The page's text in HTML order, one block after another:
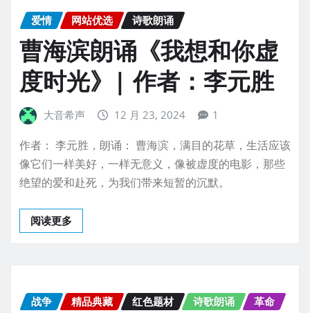
爱情 网站优选 诗歌朗诵
曹海滨朗诵《我想和你虚
度时光》| 作者：李元胜
大音希声 12 月 23, 2024 1
作者： 李元胜，朗诵： 曹海滨，满目的花草，生活应该
像它们一样美好，一样无意义，像被虚度的电影，那些
绝望的爱和赴死，为我们带来短暂的沉默。
阅读更多
战争 精品典藏 红色题材 诗歌朗诵 革命